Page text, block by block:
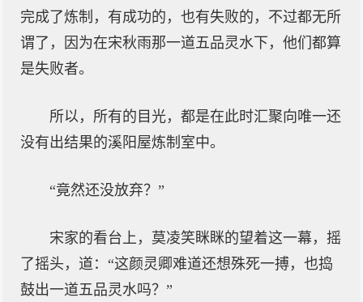
完成了炼制，有成功的，也有失败的，不过都无所
谓了，因为在宋秋雨那一道五品灵水下，他们都算
是失败者。
所以，所有的目光，都是在此时汇聚向唯一还
没有出结果的溪阳屋炼制室中。
“竟然还没放弃？”
宋家的看台上，莫凌笑眯眯的望着这一幕，摇
了摇头，道：“这颜灵卿难道还想殊死一搏，也捣
鼓出一道五品灵水吗？”